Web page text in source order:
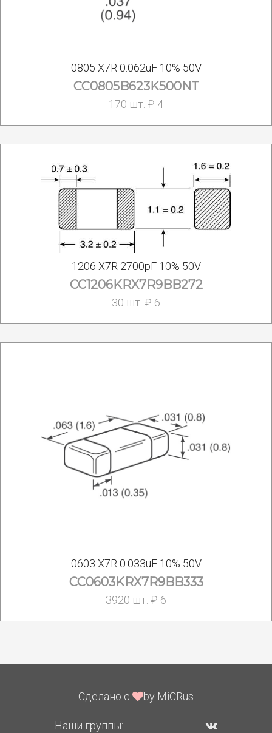
0805 X7R 0.062uF 10% 50V
CC0805B623K500NT
170 шт. ₽ 4
1206 X7R 2700pF 10% 50V
CC1206KRX7R9BB272
30 шт. ₽ 6
0603 X7R 0.033uF 10% 50V
CC0603KRX7R9BB333
3920 шт. ₽ 6
Сделано с by MiCRus
Наши группы: